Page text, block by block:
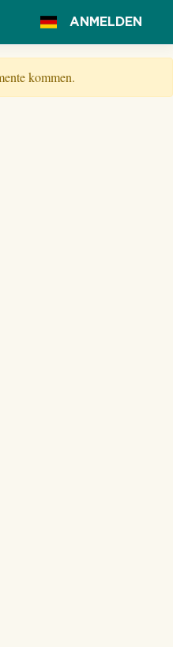
ANMELDEN
kommen.